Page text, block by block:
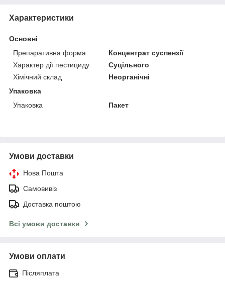
Характеристики
Основні
Препаративна форма
Концентрат суспензії
Характер дії пестициду
Суцільного
Хімічний склад
Неорганічні
Упаковка
Упаковка
Пакет
Умови доставки
Нова Пошта
Самовивіз
Доставка поштою
Всі умови доставки
Умови оплати
Післяплата